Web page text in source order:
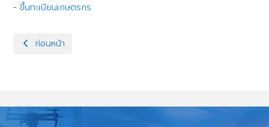
-ขึ้นทะเบียนเกษตรกร
เนื้อหาก่อนหน้า: ด้านสุขภาพสัตว์
ก่อนหน้า